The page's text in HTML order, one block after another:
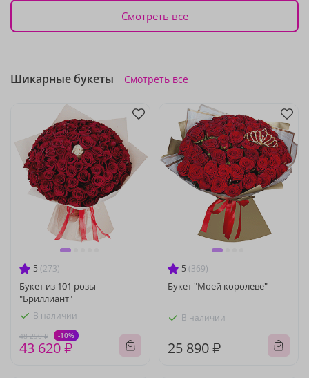
Смотреть все
Шикарные букеты Смотреть все
5 (273)
Букет из 101 розы
"Бриллиант"
В наличии
48 290 ₽ -10%
43 620 ₽
5 (369)
Букет "Моей королеве"
В наличии
25 890 ₽